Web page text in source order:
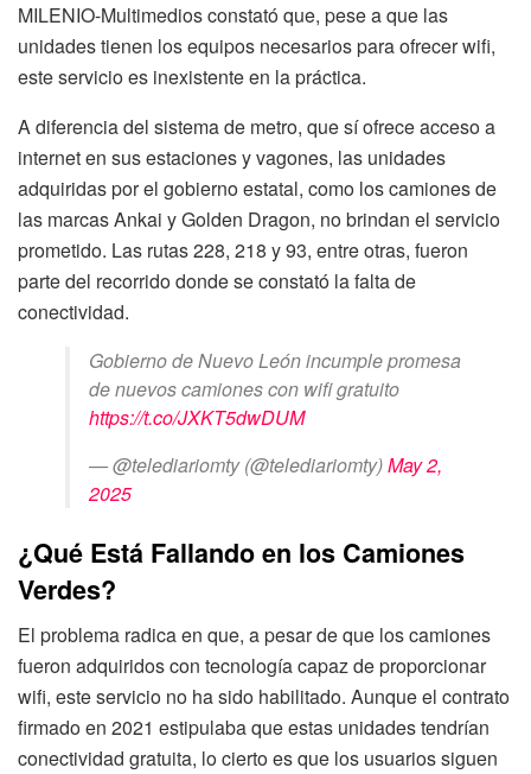
MILENIO-Multimedios constató que, pese a que las
unidades tienen los equipos necesarios para ofrecer wifi,
este servicio es inexistente en la práctica.
A diferencia del sistema de metro, que sí ofrece acceso a
internet en sus estaciones y vagones, las unidades
adquiridas por el gobierno estatal, como los camiones de
las marcas Ankai y Golden Dragon, no brindan el servicio
prometido. Las rutas 228, 218 y 93, entre otras, fueron
parte del recorrido donde se constató la falta de
conectividad.
Gobierno de Nuevo León incumple promesa
de nuevos camiones con wifi gratuito
https://t.co/JXKT5dwDUM
— @telediariomty (@telediariomty)May 2,
2025
¿Qué Está Fallando en los Camiones
Verdes?
El problema radica en que, a pesar de que los camiones
fueron adquiridos con tecnología capaz de proporcionar
wifi, este servicio no ha sido habilitado. Aunque el contrato
firmado en 2021 estipulaba que estas unidades tendrían
conectividad gratuita, lo cierto es que los usuarios siguen